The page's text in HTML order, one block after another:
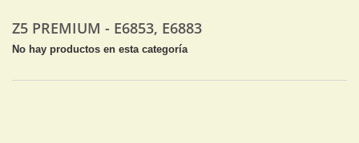
Z5 PREMIUM - E6853, E6883
No hay productos en esta categoría